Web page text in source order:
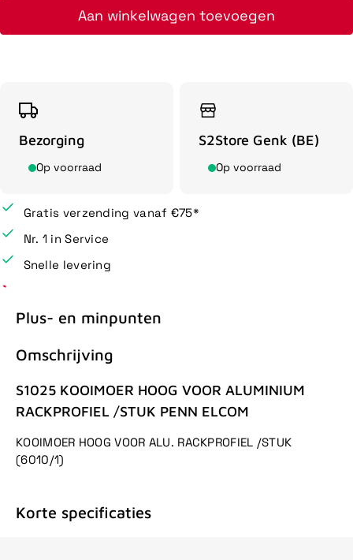
Aan winkelwagen toevoegen
Bezorging
Op voorraad
S2Store Genk (BE)
Op voorraad
Gratis verzending vanaf €75*
Nr. 1 in Service
Snelle levering
Plus- en minpunten
Omschrijving
S1025 KOOIMOER HOOG VOOR ALUMINIUM
RACKPROFIEL /STUK PENN ELCOM
KOOIMOER HOOG VOOR ALU. RACKPROFIEL /STUK
(6010/1)
Korte specificaties